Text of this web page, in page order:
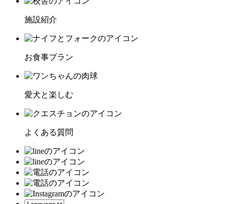
施設紹介
お食事プラン
愛犬と楽しむ
よくある質問